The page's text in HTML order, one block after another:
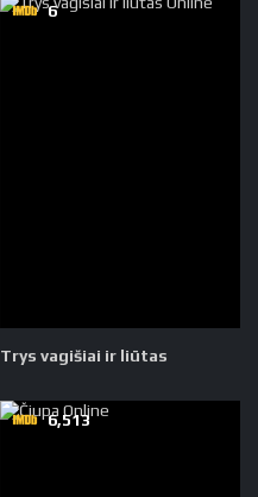
Trys vagišiai ir liūtas
6
6,513